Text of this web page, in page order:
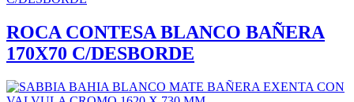
ROCA CONTESA BLANCO BAÑERA
170X70 C/DESBORDE